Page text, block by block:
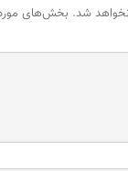
شد. بخش‌های